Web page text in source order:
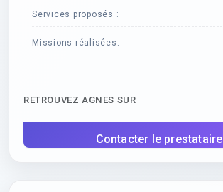
Services proposés :
Missions réalisées:
RETROUVEZ AGNES SUR
Contacter le prestataire